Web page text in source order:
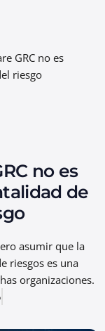
GRC no es
riesgo
no es
de
asumir que la
riesgos es una
organizaciones.